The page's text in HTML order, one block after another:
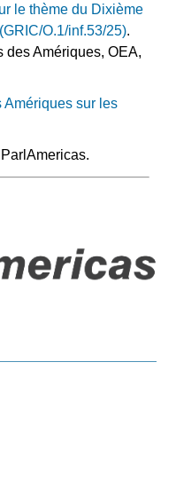
le thème du Dixième
O.1/inf.53/25).
des Amériques, OEA,
Amériques sur les
ParlAmericas.